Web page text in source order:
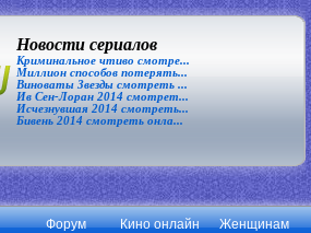
Новости сериалов
Криминальное чтиво смотре...
Миллион способов потерять...
Виноваты Звезды смотреть ...
Ив Сен-Лоран 2014 смотрет...
Исчезнувшая 2014 смотреть...
Бивень 2014 смотреть онла...
Форум Кино онлайн Женщинам